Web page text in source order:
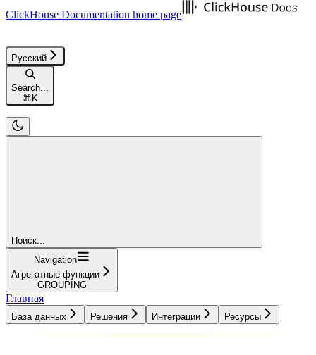
ClickHouse Documentation home page
Русский
Search...
⌘K
Поиск...
Navigation
Агрегатные функции
GROUPING
Главная
База данных Решения Интеграции Ресурсы